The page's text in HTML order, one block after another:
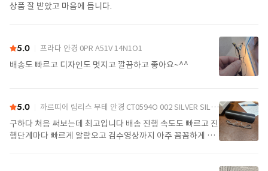
상품 잘 받았고 마음에 듭니다.
5.0 프라다 안경 0PR A51V 14N1O1
배송도 빠르고 디자인도 멋지고 깔끔하고 좋아요~^^
5.0 까르띠에 림리스 무테 안경 CT0594O 002 SILVER SILVER TRANSPARENT
구하다 처음 써보는데 최고입니다 배송 진행 속도도 빠르고 진
행단계마다 빠르게 알람오고 검수영상까지 아주 꼼꼼하게 찍